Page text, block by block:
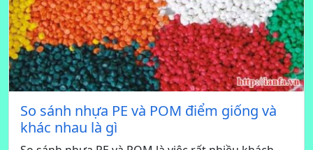
So sánh nhựa PE và POM điểm giống và
khác nhau là gì